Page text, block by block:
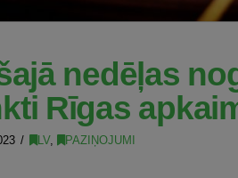
nedēļas
Rīgas
LV, PAZIŅOJUMI